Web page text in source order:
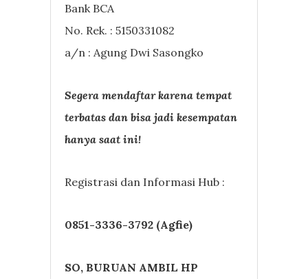
Bank BCA
No. Rek. : 5150331082
a/n : Agung Dwi Sasongko
Segera mendaftar karena tempat
terbatas dan bisa jadi kesempatan
hanya saat ini!
Registrasi dan Informasi Hub :
0851-3336-3792 (Agfie)
SO, BURUAN AMBIL HP